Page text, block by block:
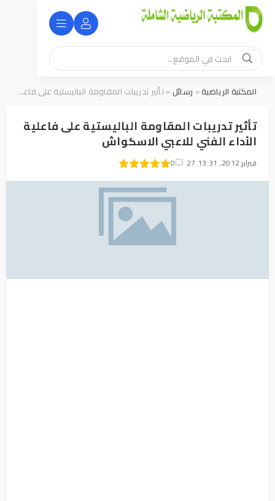
المكتبة الرياضية» رسائل » تأثير تدريبات المقاومة الباليستية على فاعلية الأداء الفني للاعبي الاسكواش
تأثير تدريبات المقاومة الباليستية على فاعلية
الأداء الفني للاعبي الاسكواش
27 فبراير 2012, 13:31 0 1
2
3
4
5